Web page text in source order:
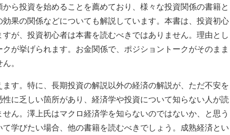
ら投資を始めることを薦めており、様々な投資関係の書籍と
果の関係などについても解説しています。本書は、投資初心
が、投資初心者は本書を読むべきではありません。理由とし
が挙げられます。お金関係で、ポジショントークがそのまま
。
す。特に、長期投資の解説以外の経済の解説が、ただ不安を
に乏しい箇所があり、経済学や投資について知らない人が読
ん。澤上氏はマクロ経済学を知らないのではないか、と思う
学びたい場合、他の書籍を読むべきでしょう。成熟経済とい